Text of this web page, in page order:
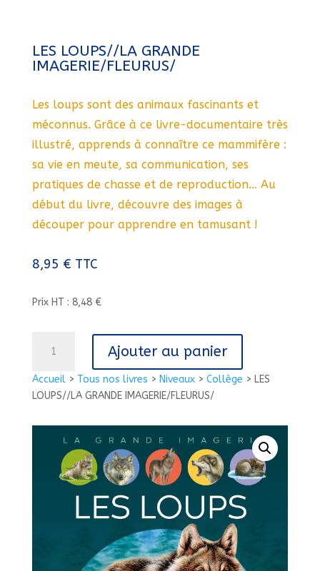
Accueil> Tous nos livres > Niveaux> Collège > LES
LOUPS//LA GRANDE IMAGERIE/FLEURUS/
LES LOUPS//LA GRANDE
IMAGERIE/FLEURUS/
Les loups sont des animaux fascinants et
méconnus. Grâce à ce livre-documentaire très
illustré, apprends à connaître ce mammifère :
sa vie en meute, sa communication, ses
pratiques de chasse et de reproduction… Au
début du livre, découvre des images à
découper pour apprendre en tamusant !
8,95 € TTC
Prix HT : 8,48 €
LES
LOUPS//LA
Ajouter au panier